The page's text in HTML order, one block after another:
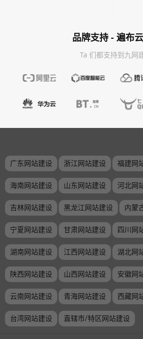
品牌支持 - 遍布
Ta 们都支持到九网
广东网站建设 浙江网站建设 福建网
海南网站建设 山东网站建设 河北网
吉林网站建设 黑龙江网站建设 内蒙
宁夏网站建设 甘肃网站建设 四川网
湖南网站建设 江西网站建设 湖北网
陕西网站建设 山西网站建设 安徽网
云南网站建设 青海网站建设 西藏网
台湾网站建设 直辖市/特区网站建设